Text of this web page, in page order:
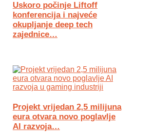
Uskoro počinje Liftoff
konferencija i najveće
okupljanje deep tech
zajednice…
Projekt vrijedan 2,5 milijuna
eura otvara novo poglavlje
AI razvoja…